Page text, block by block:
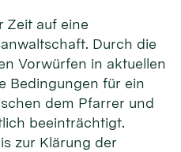
Zeit auf eine
Durch die
Vorwürfen in aktuellen
Bedingungen für ein
dem Pfarrer und
beeinträchtigt.
zur Klärung der